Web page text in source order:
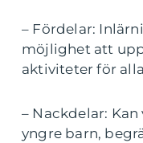
– Fördelar:
möjlighet att
aktiviteter för
– Nackdelar:
yngre barn,